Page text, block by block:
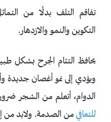
تفاقم التلف بدلًا من
التكوين والنمو والازدهار.
يحافظ التئام الجرح بشكل
ويؤدي إلى نمو أغصان جديدة
الدوام، أتعلم من الشجر
للتعافيمن الصدمة. ولابد من